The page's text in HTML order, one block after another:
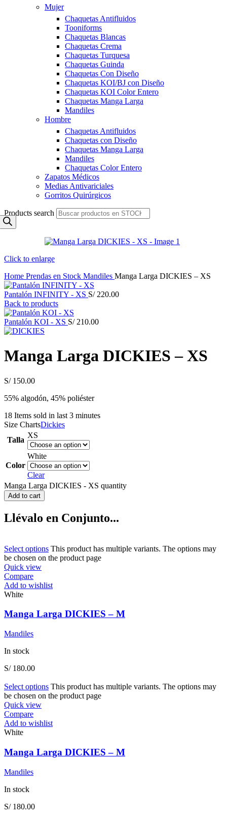
Mujer
Chaquetas Antifluidos
Tooniforms
Chaquetas Blancas
Chaquetas Crema
Chaquetas Turquesa
Chaquetas Guinda
Chaquetas Con Diseño
Chaquetas KOI/BJ con Diseño
Chaquetas KOI Color Entero
Chaquetas Manga Larga
Mandiles
Hombre
Chaquetas Antifluidos
Chaquetas con Diseño
Chaquetas Manga Larga
Mandiles
Chaquetas Color Entero
Zapatos Médicos
Medias Antivariciales
Gorritos Quirúrgicos
Products search
Click to enlarge
Home Prendas en Stock Mandiles Manga Larga DICKIES – XS
Pantalón INFINITY - XS S/220.00
Back to products
Pantalón KOI - XS S/210.00
Manga Larga DICKIES – XS
S/150.00
55% algodón, 45% poliéster
18 Items sold in last 3 minutes
Size ChartsDickies
Talla
XS
Color
White
Clear
Manga Larga DICKIES - XS quantity
Add to cart
Llévalo en Conjunto...
Select options This product has multiple variants. The options may
be chosen on the product page
Quick view
Compare
Add to wishlist
White
Manga Larga DICKIES – M
Mandiles
In stock
S/180.00
Select options This product has multiple variants. The options may
be chosen on the product page
Quick view
Compare
Add to wishlist
White
Manga Larga DICKIES – M
Mandiles
In stock
S/180.00